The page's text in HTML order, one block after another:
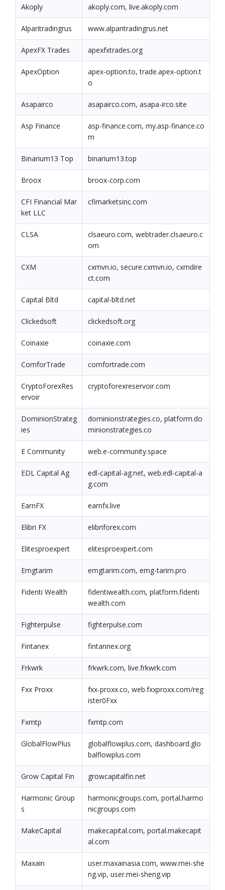
Akoply akoply.com, live.akoply.com
Alparitradingrus www.alparitradingrus.net
ApexFX Trades apexfxtrades.org
ApexOption
apex-option.to, trade.apex-option.t
o
Asapairco asapairco.com, asapa-irco.site
Asp Finance
asp-finance.com, my.asp-finance.co
m
Binarium13 Top binarium13.top
Broox broox-corp.com
CFI Financial Mar
ket LLC
cfimarketsinc.com
CLSA
clsaeuro.com, webtrader.clsaeuro.c
om
CXM
cxmvn.io, secure.cxmvn.io, cxmdire
ct.com
Capital Bltd capital-bltd.net
Clickedsoft clickedsoft.org
Coinaxie coinaxie.com
ComforTrade comfortrade.com
CryptoForexRes
ervoir
cryptoforexreservoir.com
DominionStrateg
ies
dominionstrategies.co, platform.do
minionstrategies.co
E Community web.e-community.space
EDL Capital Ag
edl-capital-ag.net, web.edl-capital-a
g.com
EarnFX earnfx.live
Elibri FX elibriforex.com
Elitesproexpert elitesproexpert.com
Emgtarim emgtarim.com, emg-tarim.pro
Fidenti Wealth
fidentiwealth.com, platform.fidenti
wealth.com
Fighterpulse fighterpulse.com
Fintanex fintannex.org
Frkwrk frkwrk.com, live.frkwrk.com
Fxx Proxx
fxx-proxx.co, web.fxxproxx.com/reg
ister0Fxx
Fxmtp fxmtp.com
GlobalFlowPlus
globalflowplus.com, dashboard.glo
balflowplus.com
Grow Capital Fin growcapitalfin.net
Harmonic Group
s
harmonicgroups.com, portal.harmo
nicgroups.com
MakeCapital
makecapital.com, portal.makecapit
al.com
Maxain
user.maxainasia.com, www.mei-she
ng.vip, user.mei-sheng.vip